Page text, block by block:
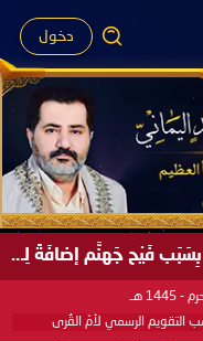
دخول
دَرَجات حَرارةِ المُنَاخ تَستَمِر في الارتِفاع بِسَبَب فَيْح جَهنَّم إضافَةً لِحرارةِ الشَّمس في مُحكَم القُرآن العَظيم ..